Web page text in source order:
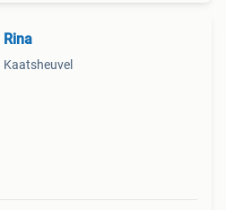
Rina
Kaatsheuvel